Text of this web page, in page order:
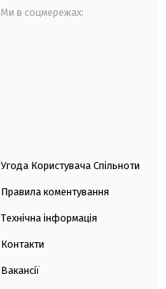
Ми в соцмережах:
Угода Користувача Спільноти
Правила коментування
Технічна інформація
Контакти
Вакансії